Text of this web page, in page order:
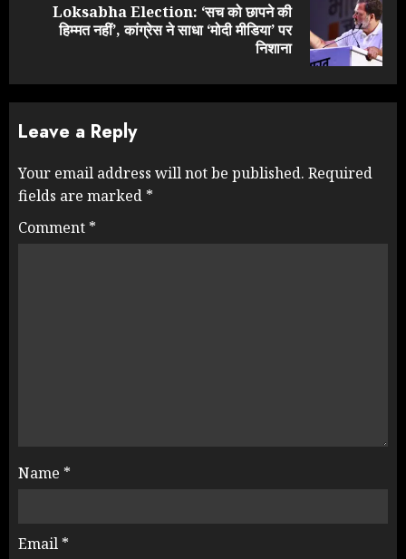
Next
Loksabha Election: ‘सच को छापने की
हिम्मत नहीं’, कांग्रेस ने साधा ‘मोदी मीडिया’ पर
निशाना
Leave a Reply
Your email address will not be published. Required
fields are marked *
Comment *
Name *
Email *